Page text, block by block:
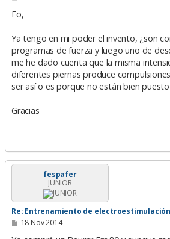
n
s
j
e
Eo,
Ya tengo en mi poder el invento, ¿son
programas de fuerza y luego uno de
me he dado cuenta que la misma
diferentes piernas produce
ser así o es porque no están bien
Gracias
fespafer
JUNIOR
Re: Entrenamiento de electroestimulación
M18 Nov 2014